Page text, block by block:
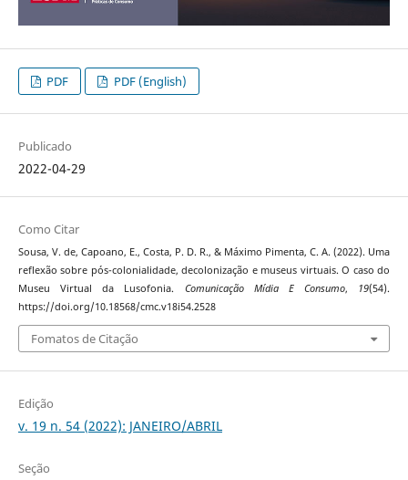
PDF PDF (English)
Publicado
2022-04-29
Como Citar
Sousa, V. de, Capoano, E., Costa, P. D. R., & Máximo Pimenta, C. A. (2022). Uma
reflexão sobre pós-colonialidade, decolonização e museus virtuais. O caso do
Museu Virtual da Lusofonia. Comunicação Mídia E Consumo, 19(54).
https://doi.org/10.18568/cmc.v18i54.2528
Fomatos de Citação
Edição
v. 19 n. 54 (2022): JANEIRO/ABRIL
Seção